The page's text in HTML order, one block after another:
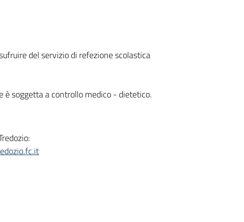
del servizio di refezione scolastica
è soggetta a controllo medico - dietetico.